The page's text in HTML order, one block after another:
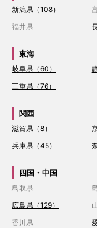
新潟県（108）
福井県
東海
岐阜県（60）
三重県（76）
関西
滋賀県（8）
兵庫県（45）
四国・中国
鳥取県
広島県（129）
香川県